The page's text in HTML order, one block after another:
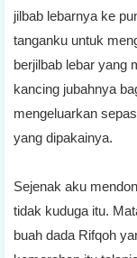
jilbab lebarnya ke
tanganku untuk
berjilbab lebar yang
kancing jubahnya
mengeluarkan
yang dipakainya.
Sejenak aku
tidak kuduga itu.
buah dada Rifqoh